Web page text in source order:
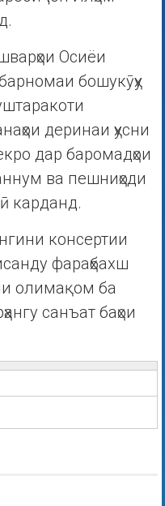
Осиёи
бошукӯҳу
деринаи ҳусни
дар баромадҳои
ва пешниҳоди
карданд.
консертии
фараҳбахш
олимақом ба
санъат баҳои